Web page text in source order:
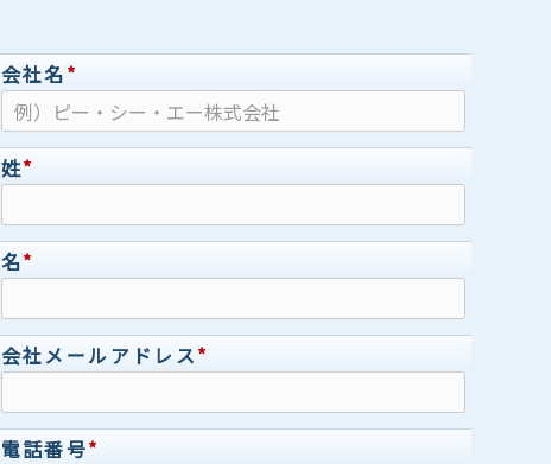
会社名*
姓*
名*
会社メールアドレス*
電話番号*